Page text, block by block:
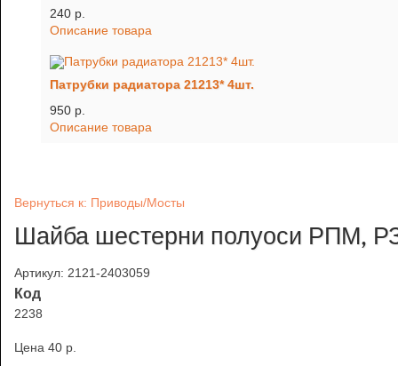
240 p.
Описание товара
Патрубки радиатора 21213* 4шт.
950 p.
Описание товара
Вернуться к: Приводы/Мосты
Шайба шестерни полуоси РПМ,
Артикул: 2121-2403059
Код
2238
Цена 40 p.